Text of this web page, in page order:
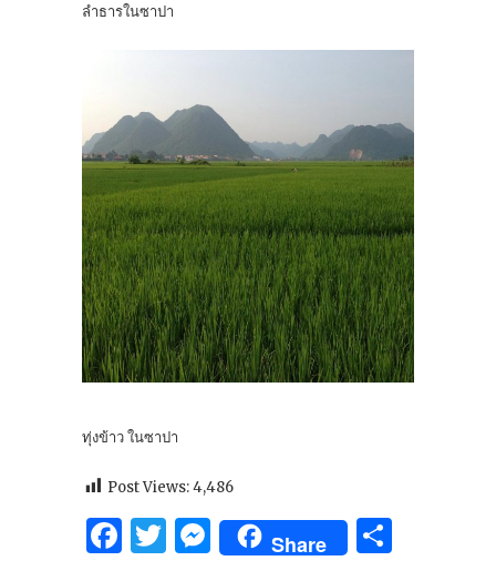
ลำธารในซาปา
ทุ่งข้าว ในซาปา
Post Views:4,486
Facebook
Twitter
Messenger
Share